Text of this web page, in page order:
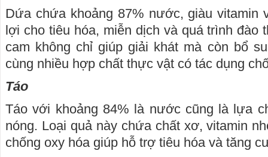
Dứa chứa khoảng 87% nước, giàu vitamin
lợi cho tiêu hóa, miễn dịch và quá trình đào
cam không chỉ giúp giải khát mà còn bổ
cùng nhiều hợp chất thực vật có tác dụng
Táo
Táo với khoảng 84% là nước cũng là lựa
nóng. Loại quả này chứa chất xơ, vitamin
chống oxy hóa giúp hỗ trợ tiêu hóa và tăng